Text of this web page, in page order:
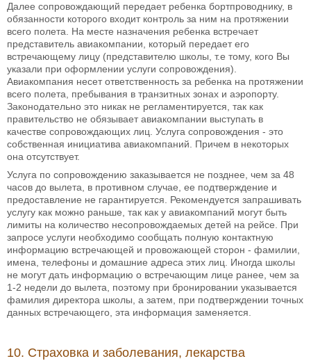
Далее сопровождающий передает ребенка бортпроводнику, в
обязанности которого входит контроль за ним на протяжении
всего полета. На месте назначения ребенка встречает
представитель авиакомпании, который передает его
встречающему лицу (представителю школы, т.е тому, кого Вы
указали при оформлении услуги сопровождения).
Авиакомпания несет ответственность за ребенка на протяжении
всего полета, пребывания в транзитных зонах и аэропорту.
Законодательно это никак не регламентируется, так как
правительство не обязывает авиакомпании выступать в
качестве сопровождающих лиц. Услуга сопровождения - это
собственная инициатива авиакомпаний. Причем в некоторых
она отсутствует.
Услуга по сопровождению заказывается не позднее, чем за 48
часов до вылета, в противном случае, ее подтверждение и
предоставление не гарантируется. Рекомендуется запрашивать
услугу как можно раньше, так как у авиакомпаний могут быть
лимиты на количество несопровождаемых детей на рейсе. При
запросе услуги необходимо сообщать полную контактную
информацию встречающей и провожающей сторон - фамилии,
имена, телефоны и домашние адреса этих лиц. Иногда школы
не могут дать информацию о встречающим лице ранее, чем за
1-2 недели до вылета, поэтому при бронировании указывается
фамилия директора школы, а затем, при подтверждении точных
данных встречающего, эта информация заменяется.
10. Страховка и заболевания, лекарства